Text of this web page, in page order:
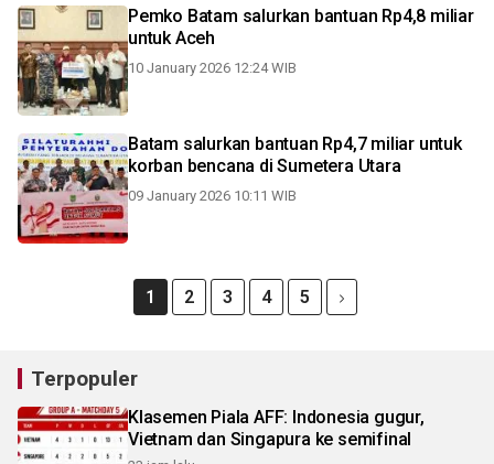
Pemko Batam salurkan bantuan Rp4,8 miliar
untuk Aceh
10 January 2026 12:24 WIB
Batam salurkan bantuan Rp4,7 miliar untuk
korban bencana di Sumetera Utara
09 January 2026 10:11 WIB
1 2 3 4 5
Terpopuler
Klasemen Piala AFF: Indonesia gugur,
Vietnam dan Singapura ke semifinal